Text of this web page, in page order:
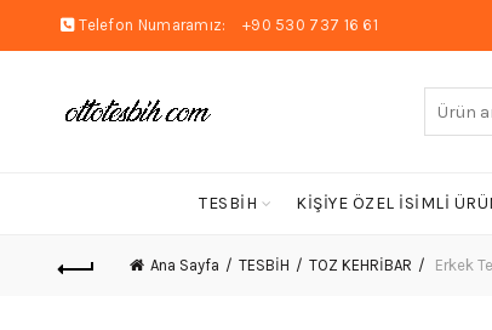
Telefon Numaramız: +90 530 737 16 61
Arayın:
TESBİH KİŞİYE ÖZEL İSİMLİ
Ana Sayfa TESBİH TOZ KEHRİBAR Erkek